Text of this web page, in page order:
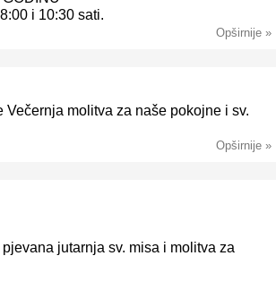
i 10:30 sati.
Opširnije »
molitva za naše pokojne i sv.
Opširnije »
jutarnja sv. misa i molitva za